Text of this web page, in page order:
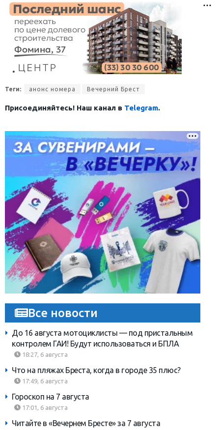
Теги: анонс номера Вечерний Брест
Присоединяйтесь! Наш канал в Telegram.
Все новости
До 16 августа мотоциклисты — под пристальным
контролем ГАИ! Будут использоваться и БПЛА
18:27, 6 августа
Что на пляжах Бреста, когда в городе 35 плюс?
17:49, 6 августа
Гороскоп на 7 августа
17:01, 6 августа
Читайте в «Вечернем Бресте» за 7 августа